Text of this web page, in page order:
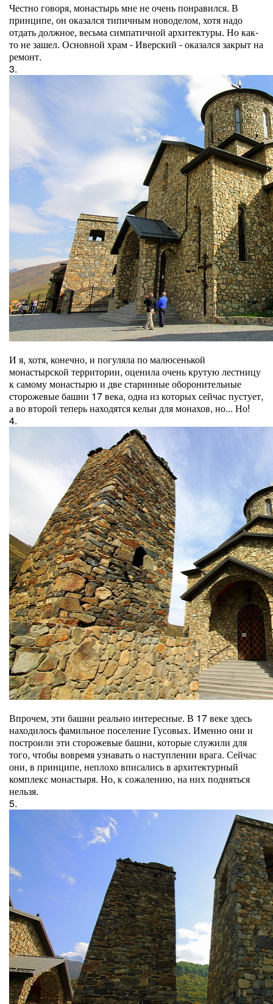
Честно говоря, монастырь мне не очень понравился. В
принципе, он оказался типичным новоделом, хотя надо
отдать должное, весьма симпатичной архитектуры. Но как-
то не зашел. Основной храм - Иверский - оказался закрыт на
ремонт.
3.
И я, хотя, конечно, и погуляла по малюсенькой
монастырской территории, оценила очень крутую лестницу
к самому монастырю и две старинные оборонительные
сторожевые башни 17 века, одна из которых сейчас пустует,
а во второй теперь находятся кельи для монахов, но... Но!
4.
Впрочем, эти башни реально интересные. В 17 веке здесь
находилось фамильное поселение Гусовых. Именно они и
построили эти сторожевые башни, которые служили для
того, чтобы вовремя узнавать о наступлении врага. Сейчас
они, в принципе, неплохо вписались в архитектурный
комплекс монастыря. Но, к сожалению, на них подняться
нельзя.
5.